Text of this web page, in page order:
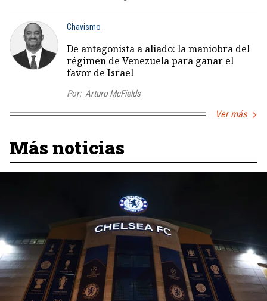
Chavismo
De antagonista a aliado: la maniobra del
régimen de Venezuela para ganar el
favor de Israel
Por: Arturo McFields
Ver más
Más noticias